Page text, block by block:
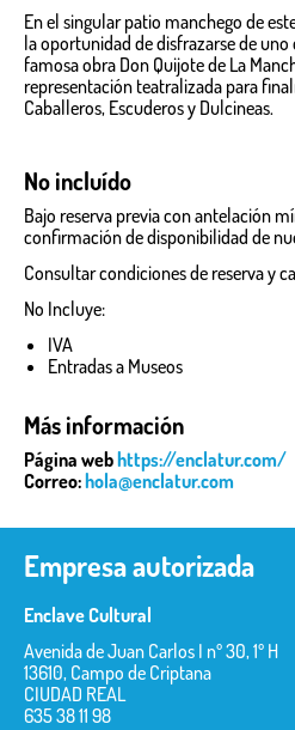
En el singular patio manchego de
la oportunidad de disfrazarse de uno
famosa obra Don Quijote de La
representación teatralizada para
Caballeros, Escuderos y Dulcineas.
No incluído
Bajo reserva previa con antelación
confirmación de disponibilidad de
Consultar condiciones de reserva y
No Incluye:
IVA
Entradas a Museos
Más información
Página web https://enclatur.com/
Correo: hola@enclatur.com
Empresa autorizada
Enclave Cultural
Avenida de Juan Carlos I nº 30, 1º H
13610, Campo de Criptana
CIUDAD REAL
635 38 11 98